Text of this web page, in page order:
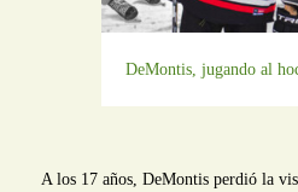
DeMontis, jugando al
A los 17 años, DeMontis perdió la